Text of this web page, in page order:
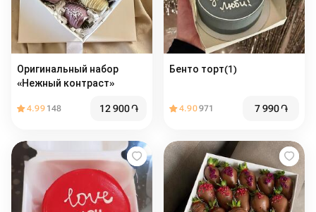
Оригинальный набор
«Нежный контраст»
4.99 148 12 900֏
Бенто торт(1)
4.90971 7 990֏